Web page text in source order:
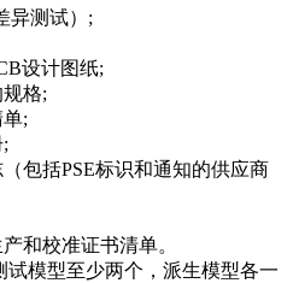
测试）;
设计图纸;
格;
;
括PSE标识和通知的供应商
校准证书清单。
模型至少两个，派生模型各一